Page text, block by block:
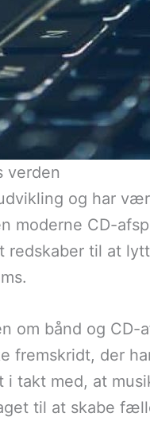
verden
og har
moderne CD-
til at
om bånd og CD-
fremskridt, der
takt med, at
til at skabe